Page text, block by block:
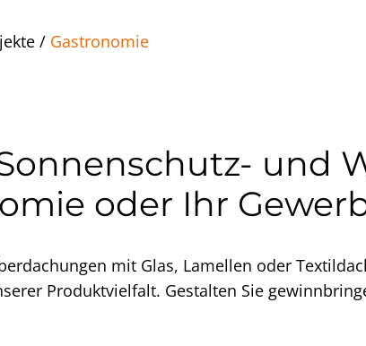
/ Gastronomie
und
oder Ihr
mit Glas, Lamellen oder
Produktvielfalt. Gestalten Sie